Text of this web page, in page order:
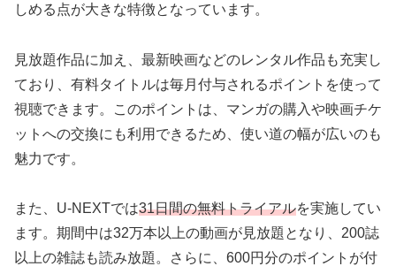
しめる点が大きな特徴となっています。
見放題作品に加え、最新映画などのレンタル作品も充実し
ており、有料タイトルは毎月付与されるポイントを使って
視聴できます。このポイントは、マンガの購入や映画チケ
ットへの交換にも利用できるため、使い道の幅が広いのも
魅力です。
また、U-NEXTでは31日間の無料トライアルを実施してい
ます。期間中は32万本以上の動画が見放題となり、200誌
以上の雑誌も読み放題。さらに、600円分のポイントが付